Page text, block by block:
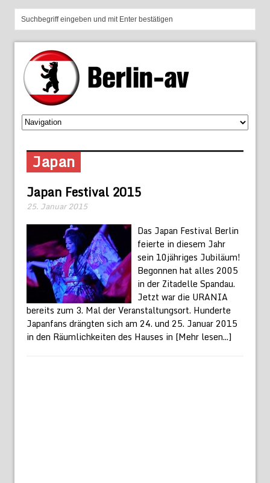
Japan
Japan Festival 2015
25. Januar 2015
Das Japan Festival Berlin
feierte in diesem Jahr
sein 10jähriges Jubiläum!
Begonnen hat alles 2005
in der Zitadelle Spandau.
Jetzt war die URANIA
bereits zum 3. Mal der Veranstaltungsort. Hunderte
Japanfans drängten sich am 24. und 25. Januar 2015
in den Räumlichkeiten des Hauses in [Mehr lesen...]